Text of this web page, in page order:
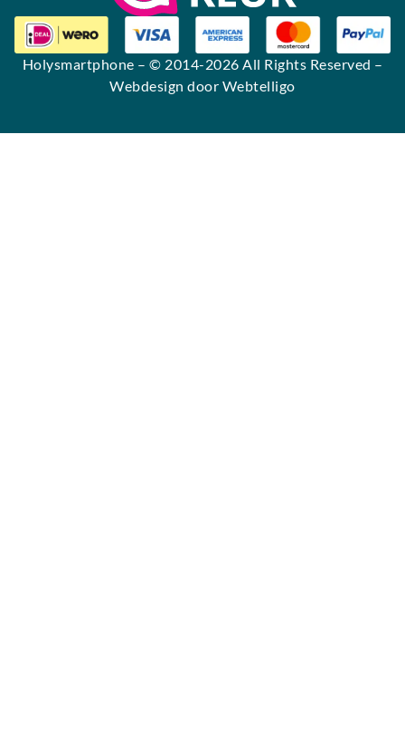
Holysmartphone – © 2014-2026 All Rights Reserved –
Webdesign door Webtelligo